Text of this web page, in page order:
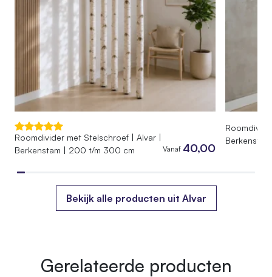
Roomdivider met Stelschroef | Alvar |
Berkenstam | 200 t/m 300 cm
Vanaf 40,00
Bekijk alle producten uit Alvar
Gerelateerde producten